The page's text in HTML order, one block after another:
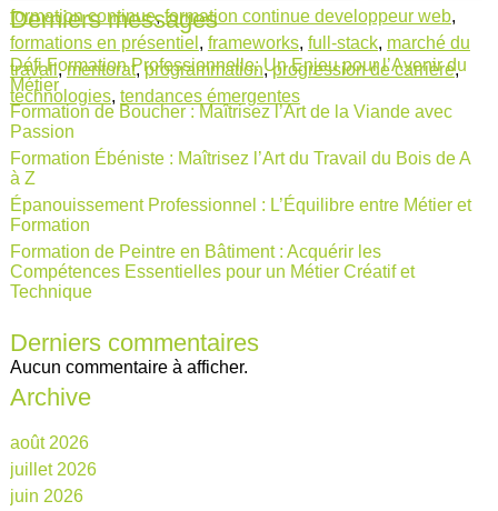
formation continue,formation continue developpeur web,
formations en présentiel , frameworks, full-stack, marché du
travail,mentorat,programmation,progression de carrière,
technologies, tendances émergentes
Derniers messages
Défi Formation Professionnelle: Un Enjeu pour l’Avenir du
Métier
Formation de Boucher : Maîtrisez l’Art de la Viande avec
Passion
Formation Ébéniste : Maîtrisez l’Art du Travail du Bois de A
à Z
Épanouissement Professionnel : L’Équilibre entre Métier et
Formation
Formation de Peintre en Bâtiment : Acquérir les
Compétences Essentielles pour un Métier Créatif et
Technique
Derniers commentaires
Aucun commentaire à afficher.
Archive
août 2026
juillet 2026
juin 2026